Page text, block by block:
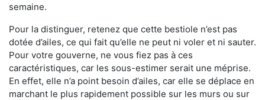
semaine.
Pour la distinguer, retenez que cette bestiole n’est pas
dotée d’ailes, ce qui fait qu’elle ne peut ni voler et ni sauter.
Pour votre gouverne, ne vous fiez pas à ces
caractéristiques, car les sous-estimer serait une méprise.
En effet, elle n’a point besoin d’ailes, car elle se déplace en
marchant le plus rapidement possible sur les murs ou sur